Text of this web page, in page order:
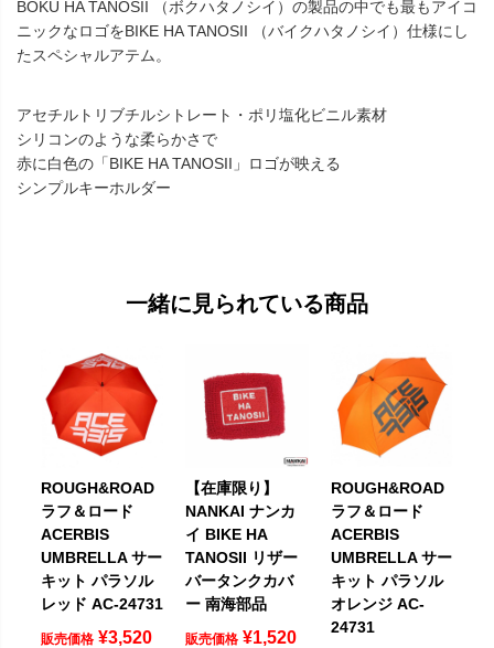
BOKU HA TANOSII （ボクハタノシイ）の製品の中でも最もアイコ
ニックなロゴをBIKE HA TANOSII （バイクハタノシイ）仕様にし
たスペシャルアテム。
アセチルトリブチルシトレート・ポリ塩化ビニル素材
シリコンのような柔らかさで
赤に白色の「BIKE HA TANOSII」ロゴが映える
シンプルキーホルダー
一緒に見られている商品
ROUGH&ROAD
ラフ＆ロード
ACERBIS
UMBRELLA サー
キット パラソル
レッド AC-24731
販売価格 ¥3,520
【在庫限り】
NANKAI ナンカ
イ BIKE HA
TANOSII リザー
バータンクカバ
ー 南海部品
販売価格 ¥1,520
ROUGH&ROAD
ラフ＆ロード
ACERBIS
UMBRELLA サー
キット パラソル
オレンジ AC-
24731